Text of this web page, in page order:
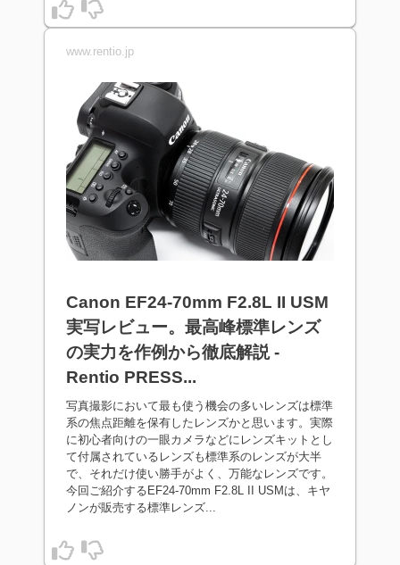
www.rentio.jp
Canon EF24-70mm F2.8L II USM
実写レビュー。最高峰標準レンズ
の実力を作例から徹底解説 -
Rentio PRESS...
写真撮影において最も使う機会の多いレンズは標準
系の焦点距離を保有したレンズかと思います。実際
に初心者向けの一眼カメラなどにレンズキットとし
て付属されているレンズも標準系のレンズが大半
で、それだけ使い勝手がよく、万能なレンズです。
今回ご紹介するEF24-70mm F2.8L II USMは、キヤ
ノンが販売する標準レンズ...